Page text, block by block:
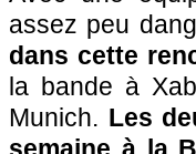
assez peu
dans cette
la bande à
Munich. Les